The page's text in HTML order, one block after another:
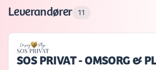
Leverandører 11
SOS PRIVAT - OMSORG &